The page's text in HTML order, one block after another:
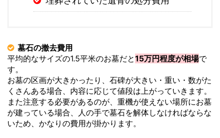
墓石の撤去費用
平均的なサイズの1.5平米のお墓だと15万円程度が相場で
す。
お墓の区画が大きかったり、石碑が大きい・重い・数がた
くさんある場合、内容に応じて値段は上がっていきます。
また注意する必要があるのが、重機が使えない場所にお墓
が建っている場合、人の手で墓石を解体しなければならな
いため、かなりの費用が掛かります。